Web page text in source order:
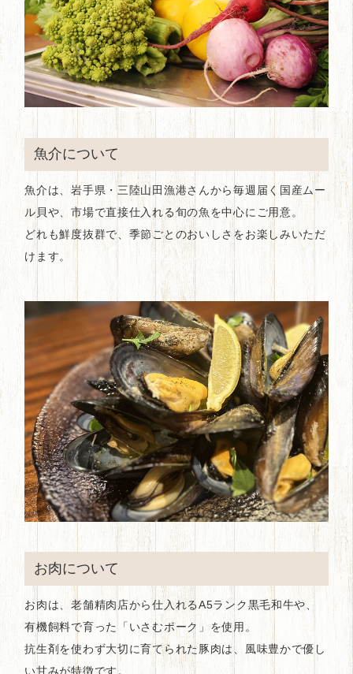
魚介について
魚介は、岩手県・三陸山田漁港さんから毎週届く国産ムー
ル貝や、市場で直接仕入れる旬の魚を中心にご用意。
どれも鮮度抜群で、季節ごとのおいしさをお楽しみいただ
けます。
お肉について
お肉は、老舗精肉店から仕入れるA5ランク黒毛和牛や、
有機飼料で育った「いさむポーク」を使用。
抗生剤を使わず大切に育てられた豚肉は、風味豊かで優し
い甘みが特徴です。